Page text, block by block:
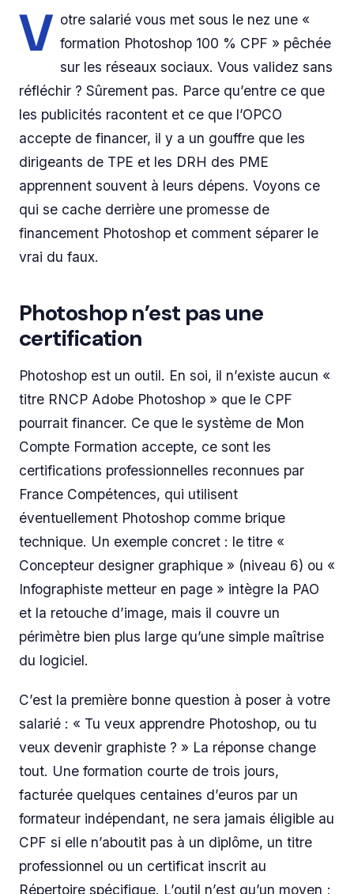
V otre salarié vous met sous le nez une «
formation Photoshop 100 % CPF » pêchée
sur les réseaux sociaux. Vous validez sans
réfléchir ? Sûrement pas. Parce qu’entre ce que
les publicités racontent et ce que l’OPCO
accepte de financer, il y a un gouffre que les
dirigeants de TPE et les DRH des PME
apprennent souvent à leurs dépens. Voyons ce
qui se cache derrière une promesse de
financement Photoshop et comment séparer le
vrai du faux.
Photoshop n’est pas une
certification
Photoshop est un outil. En soi, il n’existe aucun «
titre RNCP Adobe Photoshop » que le CPF
pourrait financer. Ce que le système de Mon
Compte Formation accepte, ce sont les
certifications professionnelles reconnues par
France Compétences, qui utilisent
éventuellement Photoshop comme brique
technique. Un exemple concret : le titre «
Concepteur designer graphique » (niveau 6) ou «
Infographiste metteur en page » intègre la PAO
et la retouche d’image, mais il couvre un
périmètre bien plus large qu’une simple maîtrise
du logiciel.
C’est la première bonne question à poser à votre
salarié : « Tu veux apprendre Photoshop, ou tu
veux devenir graphiste ? » La réponse change
tout. Une formation courte de trois jours,
facturée quelques centaines d’euros par un
formateur indépendant, ne sera jamais éligible au
CPF si elle n’aboutit pas à un diplôme, un titre
professionnel ou un certificat inscrit au
Répertoire spécifique. L’outil n’est qu’un moyen ;